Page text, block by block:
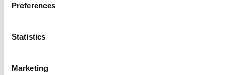
Preferences
Statistics
Marketing